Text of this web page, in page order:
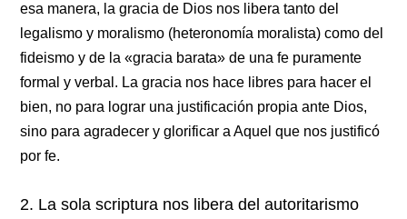
esa manera, la gracia de Dios nos libera tanto del
legalismo y moralismo (heteronomía moralista) como del
fideismo y de la «gracia barata» de una fe puramente
formal y verbal. La gracia nos hace libres para hacer el
bien, no para lograr una justificación propia ante Dios,
sino para agradecer y glorificar a Aquel que nos justificó
por fe.
2. La sola scriptura nos libera del autoritarismo